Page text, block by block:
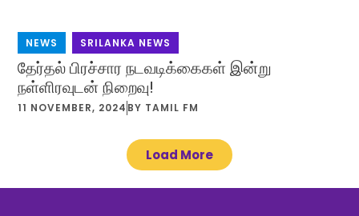
NEWS SRILANKA NEWS
தேர்தல் பிரச்சார நடவடிக்கைகள் இன்று
நள்ளிரவுடன் நிறைவு!
11 NOVEMBER, 2024 BY TAMIL FM
Load More